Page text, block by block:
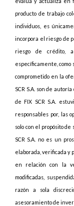
producto de trabajo
individuos, es
incorpora el riesgo de
riesgo de crédito,
específicamente, como
comprometido en la
SCR S.A. son de
de FIX SCR S.A.
responsables por, las
solo con el propósito
SCR S.A. no es un
elaborada, verificada y
en relación con la
modificadas,
razón a sola
asesoramiento de